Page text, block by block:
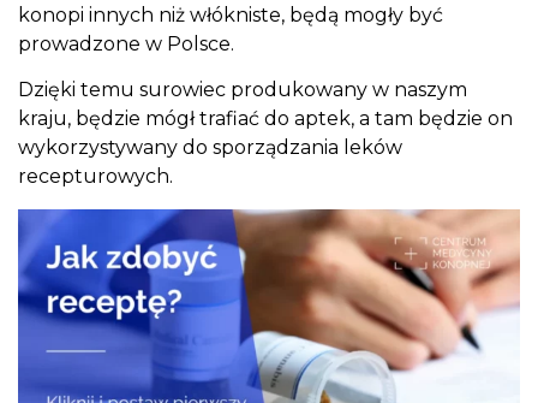
konopi innych niż włókniste, będą mogły być
prowadzone w Polsce.
Dzięki temu surowiec produkowany w naszym
kraju, będzie mógł trafiać do aptek, a tam będzie on
wykorzystywany do sporządzania leków
recepturowych.